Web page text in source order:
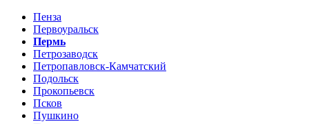
Пенза
Первоуральск
Пермь
Петрозаводск
Петропавловск-Камчатский
Подольск
Прокопьевск
Псков
Пушкино